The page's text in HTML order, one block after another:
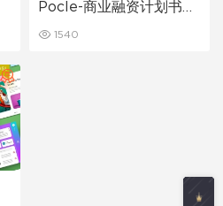
Pocle-商业融资计划书G
1540